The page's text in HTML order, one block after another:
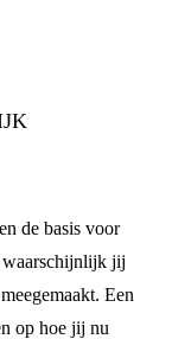
de basis voor
jij
Een
op hoe jij nu